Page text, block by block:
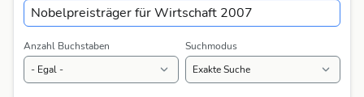
Anzahl Buchstaben Suchmodus